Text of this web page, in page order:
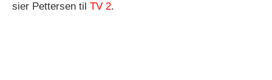
sier Pettersen til TV 2.